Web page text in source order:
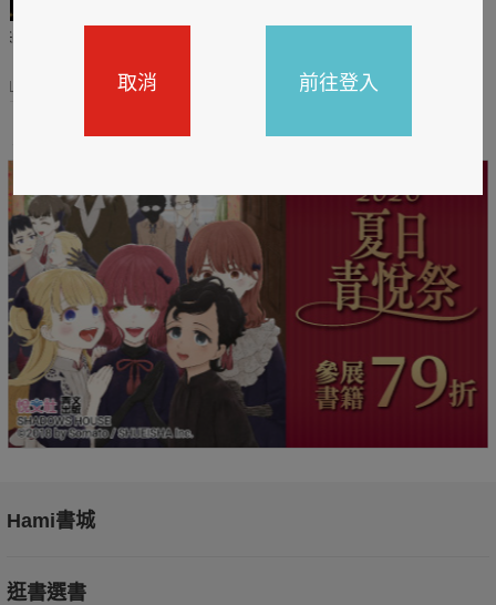
2026/06/20 - 2026/08/31 2026/06/20 - 2026/08/31
取消 前往登入
Hami書城
逛書選書